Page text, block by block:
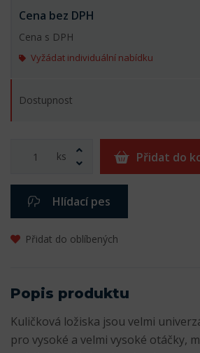
Cena bez DPH
Cena s DPH
Vyžádat individuální nabídku
Dostupnost
ks Přidat do
Hlídací pes
Přidat do oblíbených
Popis produktu
Kuličková ložiska jsou velmi
pro vysoké a velmi vysoké otáčky,